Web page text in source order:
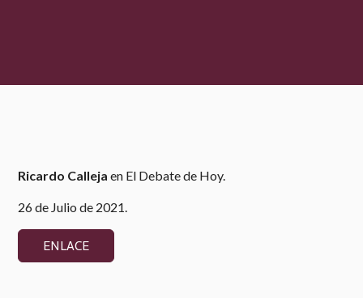
Ricardo Callejaen El Debate de Hoy.
26 de Julio de 2021.
ENLACE